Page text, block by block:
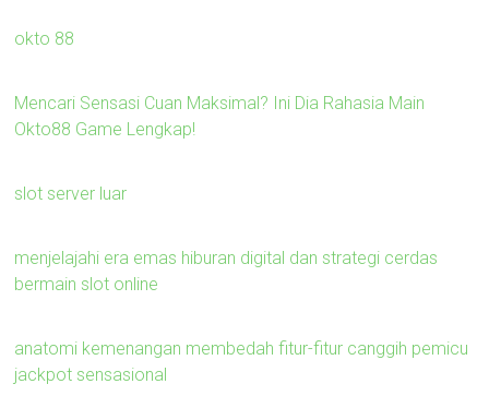
okto 88
Mencari Sensasi Cuan Maksimal? Ini Dia Rahasia Main
Okto88 Game Lengkap!
slot server luar
menjelajahi era emas hiburan digital dan strategi cerdas
bermain slot online
anatomi kemenangan membedah fitur-fitur canggih pemicu
jackpot sensasional